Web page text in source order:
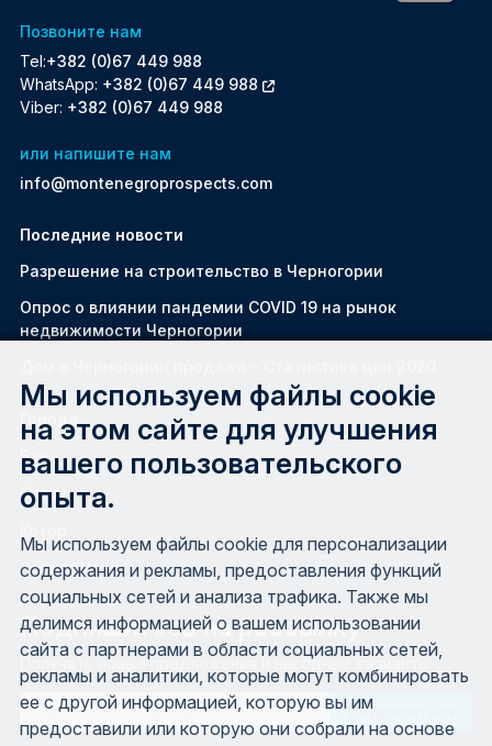
Позвоните нам
Tel:+382 (0)67 449 988
WhatsApp: +382 (0)67 449 988
Viber: +382 (0)67 449 988
или напишите нам
info@montenegroprospects.com
Последние новости
Разрешение на строительство в Черногории
Oпрос о влиянии пандемии COVID 19 на рынок
недвижимости Черногории
Бар
Будва
Херцег Нови
Подпишитесь на рассылку
Получать новые предложения и выгодные варианты.
Email
Мы используем файлы cookie
на этом сайте для улучшения
вашего пользовательского
опыта.
Мы используем файлы cookie для персонализации
содержания и рекламы, предоставления функций
социальных сетей и анализа трафика. Также мы
делимся информацией о вашем использовании
сайта с партнерами в области социальных сетей,
рекламы и аналитики, которые могут комбинировать
ее с другой информацией, которую вы им
предоставили или которую они собрали на основе